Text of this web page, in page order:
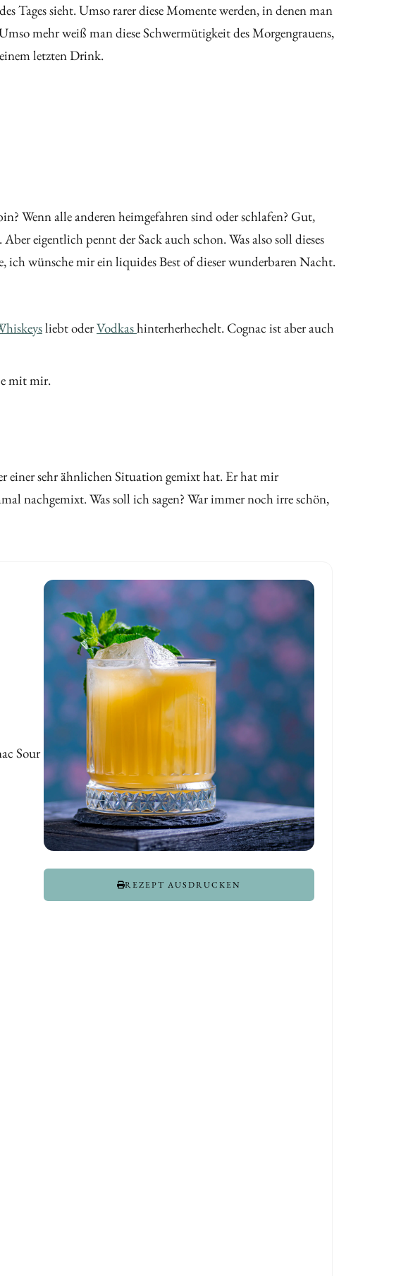
Tages sieht. Umso rarer diese Momente werden, in denen man
mehr weiß man diese Schwermütigkeit des Morgengrauens,
letzten Drink.
Wenn alle anderen heimgefahren sind oder schlafen? Gut,
eigentlich pennt der Sack auch schon. Was also soll dieses
wünsche mir ein liquides Best of dieser wunderbaren Nacht.
liebt oderVodkashinterherhechelt. Cognac ist aber auch
mit mir.
einer sehr ähnlichen Situation gemixt hat. Er hat mir
nachgemixt. Was soll ich sagen? War immer noch irre schön,
Sour
REZEPT AUSDRUCKEN